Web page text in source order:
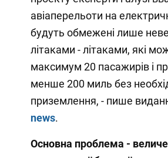
авіаперельоти на
будуть обмежені лише
літаками - літаками, які
максимум 20 пасажирів і
менше 200 миль без
приземлення, - пише
news.
Основна проблема -